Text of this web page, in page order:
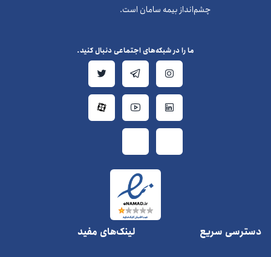
چشم‌انداز بیمه سامان است.
دسترسی سریع لینک‌های مفید
ما را در شبکه‌های اجتماعی دنبال کنید.